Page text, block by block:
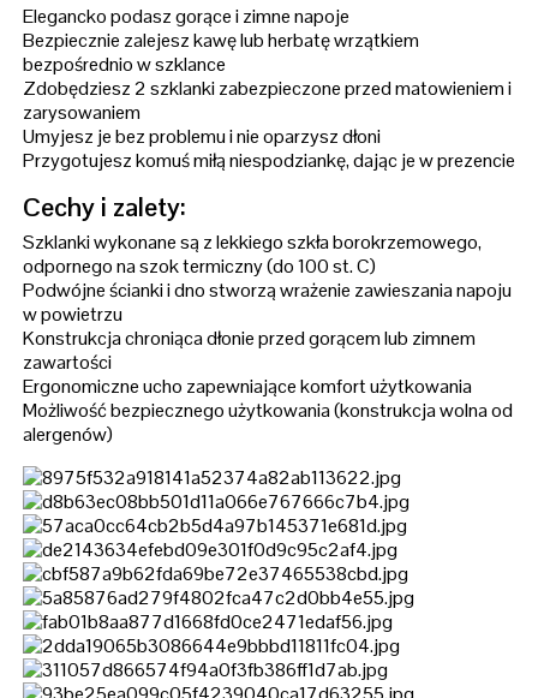
Elegancko podasz gorące i zimne napoje
Bezpiecznie zalejesz kawę lub herbatę wrzątkiem
bezpośrednio w szklance
Zdobędziesz 2 szklanki zabezpieczone przed matowieniem i
zarysowaniem
Umyjesz je bez problemu i nie oparzysz dłoni
Przygotujesz komuś miłą niespodziankę, dając je w prezencie
Cechy i zalety:
Szklanki wykonane są z lekkiego szkła borokrzemowego,
odpornego na szok termiczny (do 100 st. C)
Podwójne ścianki i dno stworzą wrażenie zawieszania napoju
w powietrzu
Konstrukcja chroniąca dłonie przed gorącem lub zimnem
zawartości
Ergonomiczne ucho zapewniające komfort użytkowania
Możliwość bezpiecznego użytkowania (konstrukcja wolna od
alergenów)